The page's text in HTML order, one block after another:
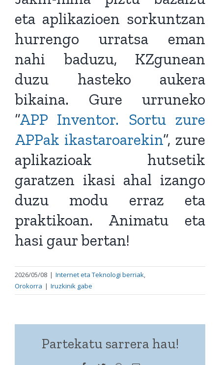
eta aplikazioen sorkuntzan
hurrengo urratsa eman
nahi baduzu, KZgunean
duzu hasteko aukera
bikaina. Gure urruneko
“APP Inventor. Sortu zure
APPak ikastaroarekin”, zure
aplikazioak hutsetik
garatzen ikasi ahal izango
duzu modu erraz eta
praktikoan. Animatu eta
hasi gaur bertan!
2026/05/08 | Internet eta Teknologi berriak
Orokorra | Iruzkinik gabe
Partekatu sarrera hau!